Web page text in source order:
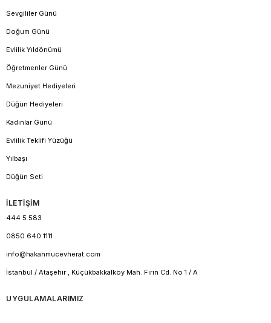
Sevgililer Günü
Doğum Günü
Evlilik Yıldönümü
Öğretmenler Günü
Mezuniyet Hediyeleri
Düğün Hediyeleri
Kadınlar Günü
Evlilik Teklifi Yüzüğü
Yılbaşı
Düğün Seti
İLETİŞİM
444 5 583
0850 640 1111
info@hakanmucevherat.com
İstanbul / Ataşehir , Küçükbakkalköy Mah. Fırın Cd. No 1 / A
UYGULAMALARIMIZ